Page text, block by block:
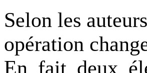
Selon les
opération
En fait deux